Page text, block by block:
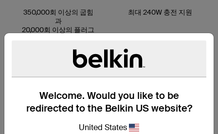
Welcome. Would you like to be
redirected to the Belkin US website?
United States
350,000회 이상의 굽힘
과
20,000회 이상의 플러그
최대 240W 충전 지원
최대 95% PCR 소재로
제작*
다양한 케이블 길이 옵션